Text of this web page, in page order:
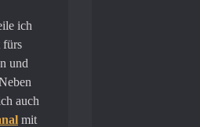
ich
fürs
und
auch
mit